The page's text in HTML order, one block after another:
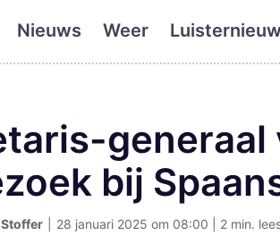
Nieuws Weer
generaal
bij
Stoffer 28 januari 2025 om 08:00 | 2 min.